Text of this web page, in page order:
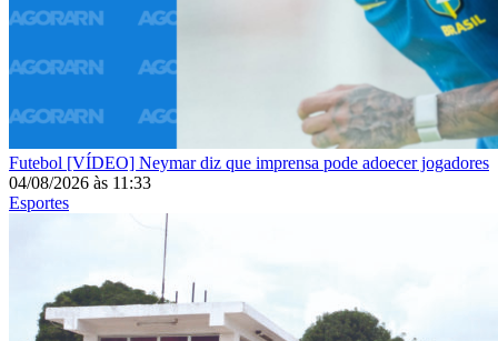
Futebol [VÍDEO] Neymar diz que imprensa pode adoecer jogadores
04/08/2026 às 11:33
Esportes